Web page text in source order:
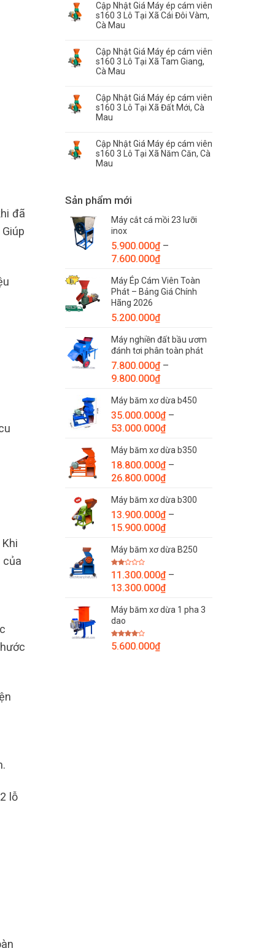
đã
của
lỗ
Cập Nhật Giá Máy ép cám viên
s160 3 Lô Tại Xã Cái Đôi Vàm,
Cà Mau
Cập Nhật Giá Máy ép cám viên
s160 3 Lô Tại Xã Tam Giang,
Cà Mau
Cập Nhật Giá Máy ép cám viên
s160 3 Lô Tại Xã Đất Mới, Cà
Mau
Cập Nhật Giá Máy ép cám viên
s160 3 Lô Tại Xã Năm Căn, Cà
Mau
Sản phẩm mới
Máy cắt cá mồi 23 lưỡi
inox
5.900.000₫ –
7.600.000₫Khoảng
từ
5.900.000₫
7.600.000₫
Máy Ép Cám Viên Toàn
Phát – Bảng Giá Chính
Hãng 2026
5.200.000₫
Máy nghiền đất bầu ươm
đánh tơi phân toàn phát
7.800.000₫ –
9.800.000₫Khoảng
từ
7.800.000₫
đến
Máy băm xơ dừa b450
35.000.000₫ –
53.000.000₫Khoảng
từ
35.000.000₫
đến
Máy băm xơ dừa b350
18.800.000₫ –
26.800.000₫Khoảng
từ
18.800.000₫
đến
Máy băm xơ dừa b300
13.900.000₫ –
15.900.000₫Khoảng
từ
đến
15.900.000₫
Máy băm xơ dừa B250
Được
xếp
hạng
2.00
sao
11.300.000₫ –
13.300.000₫Khoảng
từ
Máy băm xơ dừa 1 pha 3
dao
Được
xếp
5.600.000₫